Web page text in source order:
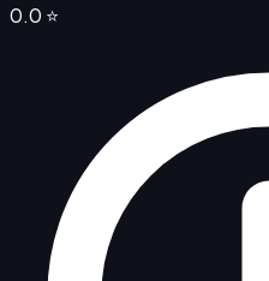
0.0 ⭐